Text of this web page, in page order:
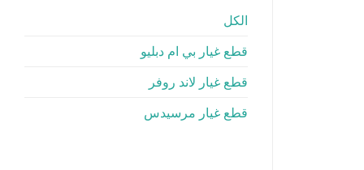
الكل
قطع غيار بي ام دبليو
قطع غيار لاند روفر
قطع غيار مرسيدس